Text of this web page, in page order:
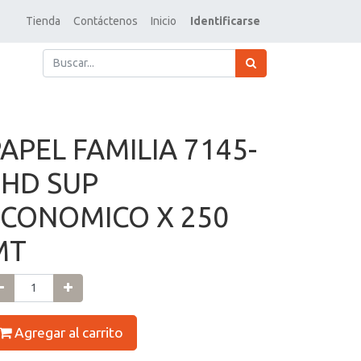
Tienda Contáctenos Inicio Identificarse
FAMILIA 7145-
SUP
X 250
Agregar al carrito